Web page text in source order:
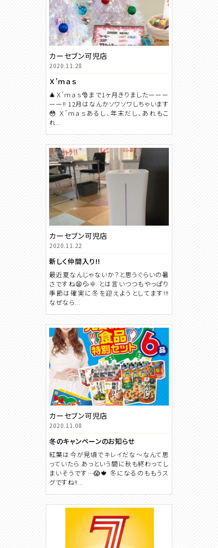
カーセブン可児店
2020.11.28
Ｘ’ｍａｓ
🎄Ｘ’ｍａｓ🎅まで1ヶ月きりましたーーー
ーー!! 12月はなんかソワソワしちゃいます
😳 Ｘ’ｍａｓあるし、年末だし、あれもこ
れ...
カーセブン可児店
2020.11.22
新しく仲間入り!!
最近夏なんじゃないか？と思うぐらいの暑
さですね😫💦🌞 とは言いつつもやっぱり
季節は確実に冬を迎えようとしてます!!!
なぜなら...
カーセブン可児店
2020.11.08
冬のキャンペーンのお知らせ
紅葉は今が見頃でキレイだな～なんて思
っていたら あっという間に秋も終わってし
まいそうです…😱🍁 冬になるのももうス
グですね!!...